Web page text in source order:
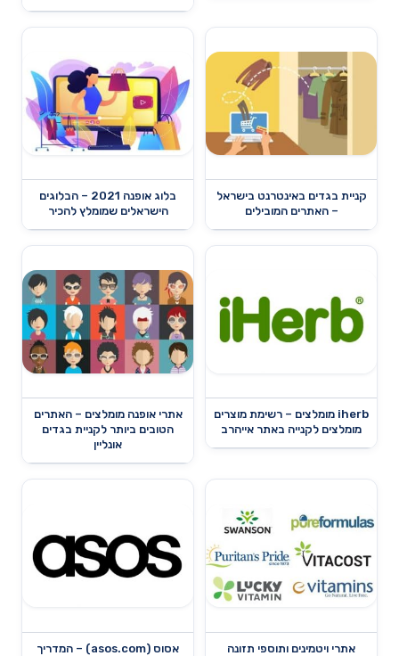
קניית בגדים באינטרנט בישראל
– האתרים המובילים
בלוג אופנה 2021 – הבלוגים
הישראלים שמומלץ להכיר
iherb מומלצים – רשימת מוצרים
מומלצים לקנייה באתר אייהרב
אתרי אופנה מומלצים – האתרים
הטובים ביותר לקניית בגדים
אונליין
אתרי ויטמינים ותוספי תזונה אסוס (asos.com) – המדריך